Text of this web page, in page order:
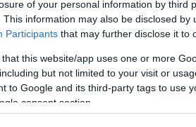
of your personal information by third
This information may also be disclosed by
Participants that may further disclose it to
that this website/app uses one or more
but not limited to your visit or
to Google and its third-party tags to use
consent section.